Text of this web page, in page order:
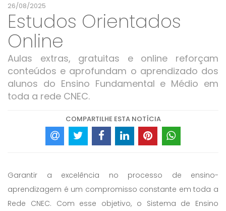
26/08/2025
Estudos Orientados
Online
Aulas extras, gratuitas e online reforçam
conteúdos e aprofundam o aprendizado dos
alunos do Ensino Fundamental e Médio em
toda a rede CNEC.
COMPARTILHE ESTA NOTÍCIA
Garantir a excelência no processo de ensino-
aprendizagem é um compromisso constante em toda a
Rede CNEC. Com esse objetivo, o Sistema de Ensino